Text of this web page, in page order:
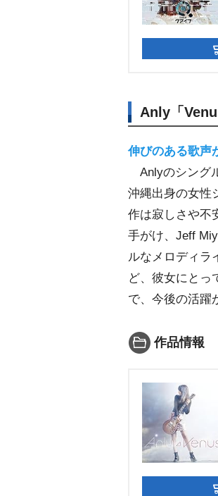
Anly「
伸びのある歌声
Anlyのシング
沖縄出身の女性
作は寂しさや不
手がけ、Jeff
ルなメロディラ
ど、彼女にとっ
で、今後の活躍
作品情報